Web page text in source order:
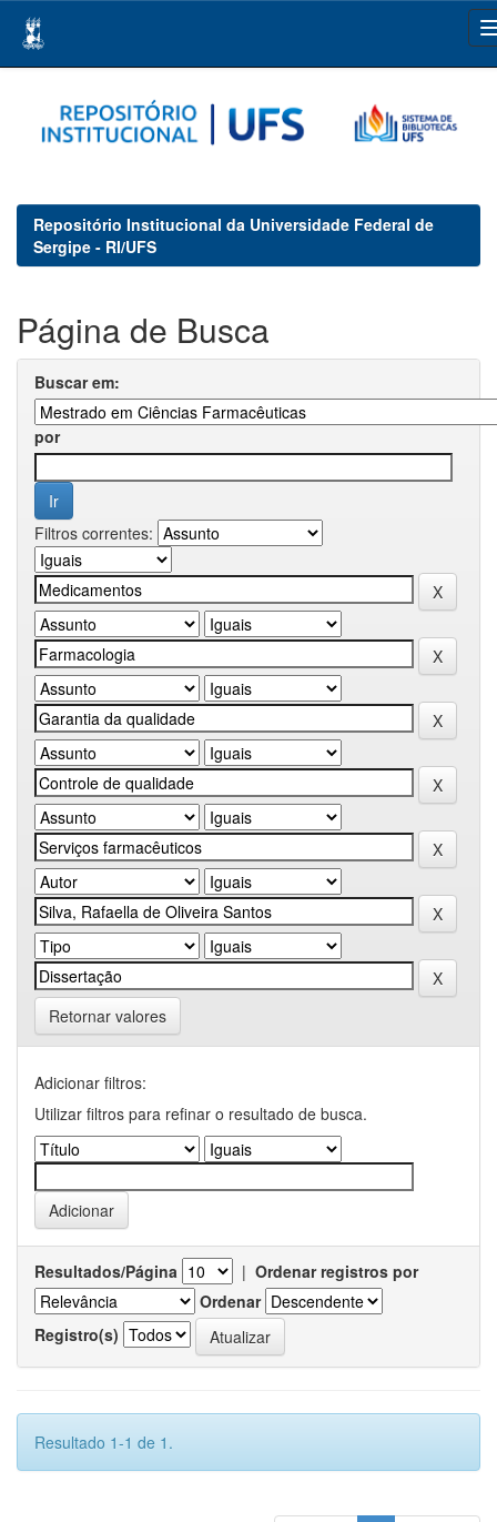
navigation
Repositório Institucional da Universidade Federal de
Sergipe - RI/UFS
Página de Busca
Buscar em:
por
Filtros correntes:
Retornar valores
Adicionar filtros:
Utilizar filtros para refinar o resultado de busca.
Resultados/Página | Ordenar registros por
Ordenar
Registro(s)
Resultado 1-1 de 1.